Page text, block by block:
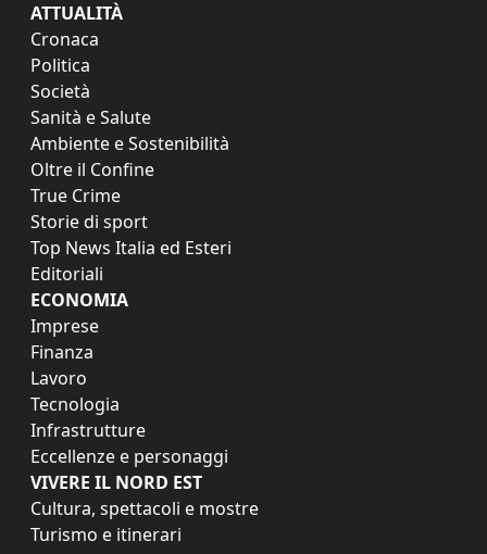
ATTUALITÀ
Cronaca
Politica
Società
Sanità e Salute
Ambiente e Sostenibilità
Oltre il Confine
True Crime
Storie di sport
Top News Italia ed Esteri
Editoriali
ECONOMIA
Imprese
Finanza
Lavoro
Tecnologia
Infrastrutture
Eccellenze e personaggi
VIVERE IL NORD EST
Cultura, spettacoli e mostre
Turismo e itinerari